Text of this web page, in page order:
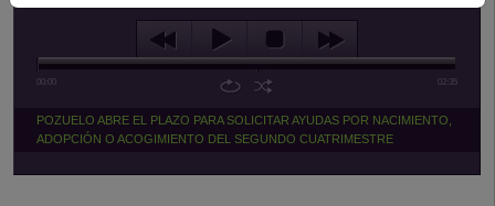
00:00 02:35
POZUELO ABRE EL PLAZO PARA SOLICITAR AYUDAS POR NACIMIENTO,
ADOPCIÓN O ACOGIMIENTO DEL SEGUNDO CUATRIMESTRE